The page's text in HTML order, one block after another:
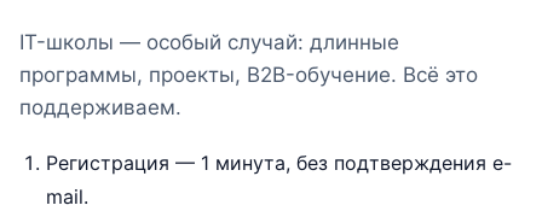
IT-школы — особый случай: длинные
программы, проекты, B2B-обучение. Всё это
поддерживаем.
Регистрация — 1 минута, без подтверждения e-
mail.